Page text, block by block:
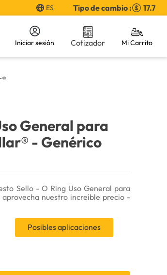
ES Tipo de cambio : 17.7
Iniciar sesión Cotizador
General para
- Genérico
Sello - O Ring Uso General para
nuestro increíble precio -
Posibles aplicaciones